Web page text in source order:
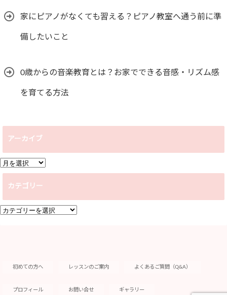
家にピアノがなくても習える？ピアノ教室へ通う前に準
備したいこと
0歳からの音楽教育とは？お家でできる音感・リズム感
を育てる方法
アーカイブ
ア
イ
ブ
カテゴリー
カ
初めての方へ レッスンのご案内 よくあるご質問（Q&A）
プロフィール お問い合せ ギャラリー